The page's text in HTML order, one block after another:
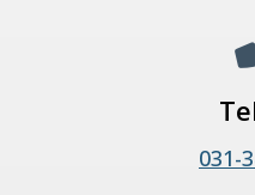
031-